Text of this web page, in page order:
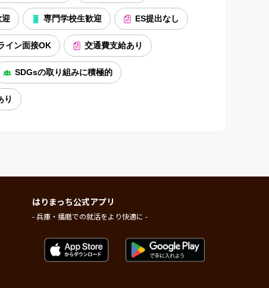
専門学校生歓迎 ES提出なし
イン面接OK 交通費支給あり
SDGsの取り組みに積極的
り
はりまっち公式アプリ
- 兵庫・播磨での就活をより快適に -